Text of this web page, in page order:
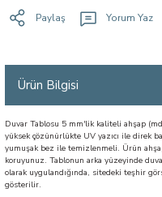
Paylaş Yorum Yaz
Ürün Bilgisi
Duvar Tablosu 5 mm'lik kaliteli ahşap
yüksek çözünürlükte UV yazıcı ile direk
yumuşak bez ile temizlenmeli. Ürün
koruyunuz. Tablonun arka yüzeyinde
olarak uygulandığında, sitedeki teşhir
gösterilir.